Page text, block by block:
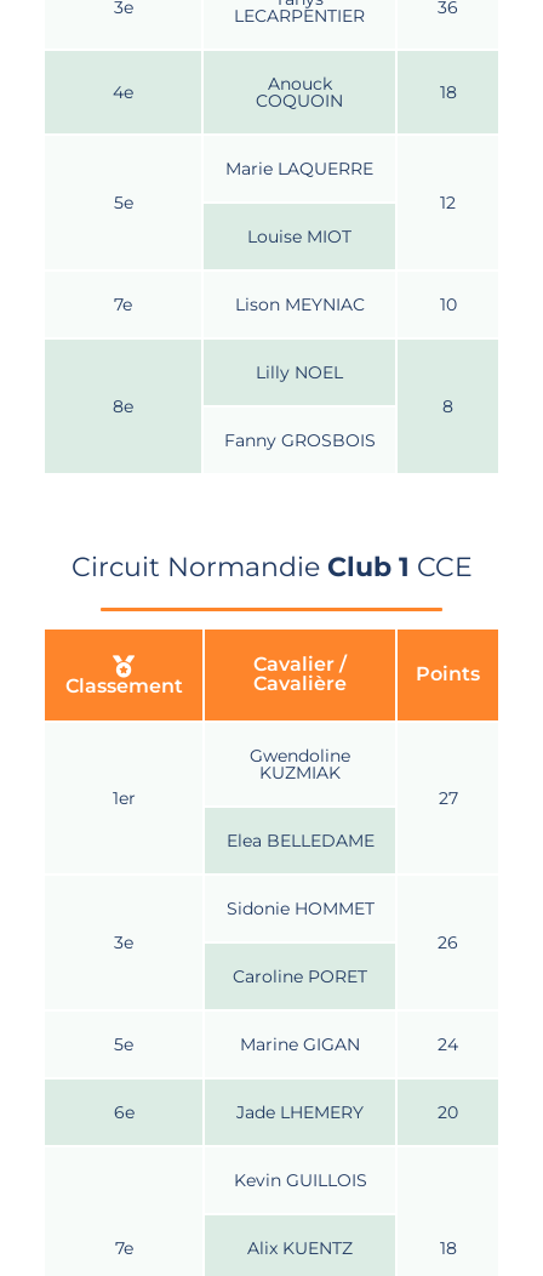
3e LECARPENTIER 36
4e Anouck
COQUOIN 18
5e
Marie LAQUERRE
12
Louise MIOT
7e Lison MEYNIAC 10
8e
Lilly NOEL
8
Fanny GROSBOIS
Circuit NormandieClub 1 CCE
Classement
Cavalier /
Cavalière
Points
1er
Gwendoline
KUZMIAK
27
Elea BELLEDAME
3e
Sidonie HOMMET
26
Caroline PORET
5e Marine GIGAN 24
6e Jade LHEMERY 20
7e
Kevin GUILLOIS
18
Alix KUENTZ